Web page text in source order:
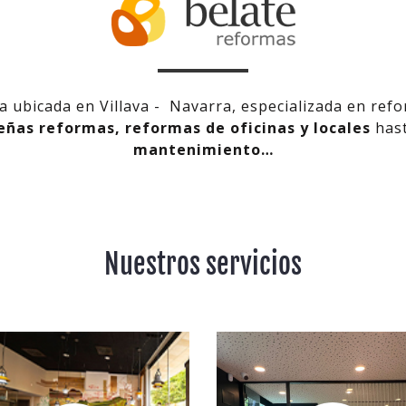
ubicada en Villava - Navarra, especializada en
reformas, reformas de oficinas y locales
mantenimiento…
Nuestros servicios